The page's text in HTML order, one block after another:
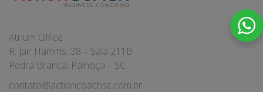
Atrium Office
R. Jair Hamms, 38 – Sala 211B
Pedra Branca, Palhoça – SC
contato@actioncoachsc.com.br